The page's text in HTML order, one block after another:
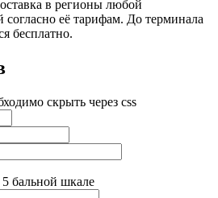
в регионы любой
её тарифам. До терминала
бесплатно.
скрыть через css
бальной шкале